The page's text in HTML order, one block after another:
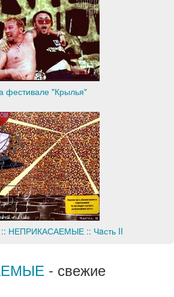
фестивале "Крылья"
НЕПРИКАСАЕМЫЕ :: Чaсть II
- свежие